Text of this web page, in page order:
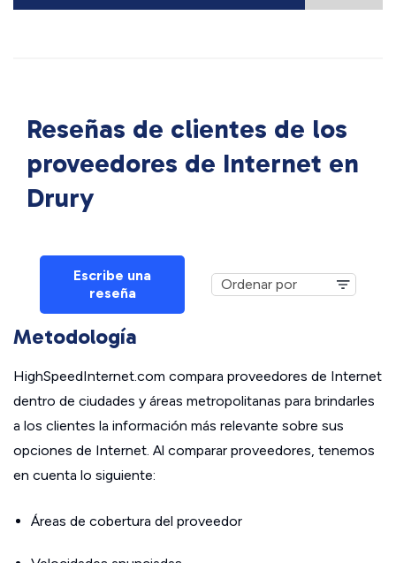
Reseñas de clientes de los
proveedores de Internet en
Drury
Escribe una
reseña
Metodología
HighSpeedInternet.com compara proveedores de Internet
dentro de ciudades y áreas metropolitanas para brindarles
a los clientes la información más relevante sobre sus
opciones de Internet. Al comparar proveedores, tenemos
en cuenta lo siguiente:
Áreas de cobertura del proveedor